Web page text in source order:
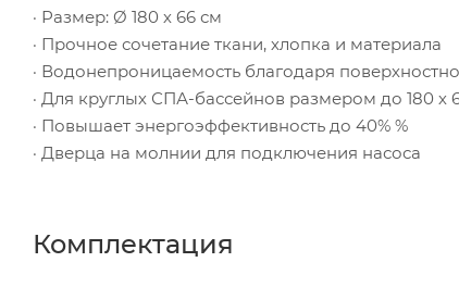
· Размер: Ø 180 х 66 см
· Прочное сочетание ткани, хлопка и материала
· Водонепроницаемость благодаря
· Для круглых СПА-бассейнов размером до 180 х
· Повышает энергоэффективность до 40% %
· Дверца на молнии для подключения насоса
Комплектация